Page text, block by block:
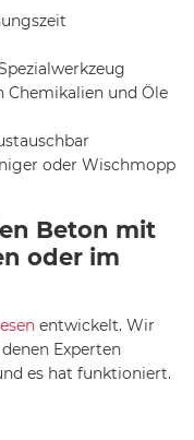
Chemikalien und Öle
oder Wischmopp
Beton mit
oder im
entwickelt. Wir
Experten
es hat funktioniert.